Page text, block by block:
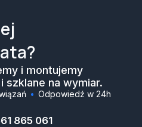
i montujemy
szklane na wymiar.
Odpowiedź w 24h
865 061